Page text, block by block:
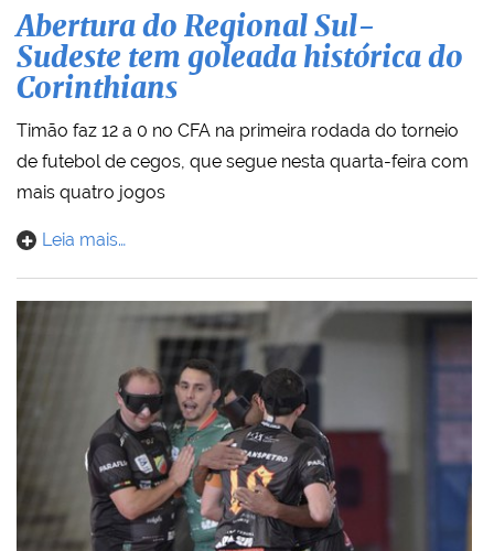
Abertura do Regional Sul-
Sudeste tem goleada histórica do
Corinthians
Timão faz 12 a 0 no CFA na primeira rodada do torneio
de futebol de cegos, que segue nesta quarta-feira com
mais quatro jogos
Leia mais…